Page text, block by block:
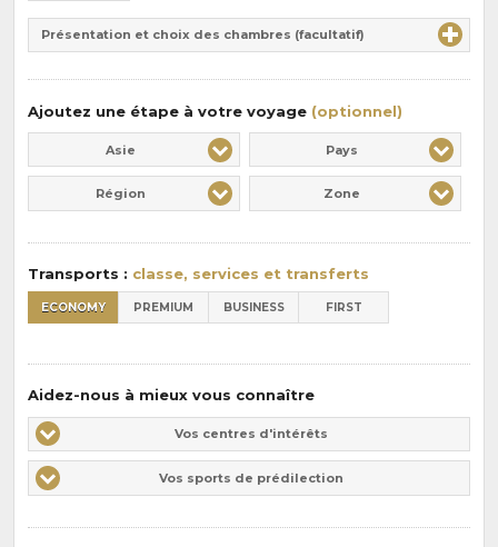
pension
:
Durée
Présentation et choix des chambres (facultatif)
Ajoutez une étape à votre voyage (optionnel)
Asie Pays
Région Zone
Transports : classe, services et transferts
ECONOMY PREMIUM BUSINESS FIRST
Aidez-nous à mieux vous connaître
Vos
centres
d'intérêts
Vos centres d'intérêts
Vos
sports
Vos sports de prédilection